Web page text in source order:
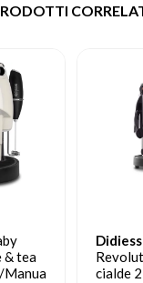
& tea
cialde